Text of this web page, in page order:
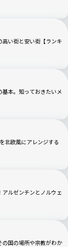
い街と安い街【ランキ
本。知っておきたいメ
北欧風にアレンジする
ルゼンチンとノルウェ
の国の場所や宗教がわか